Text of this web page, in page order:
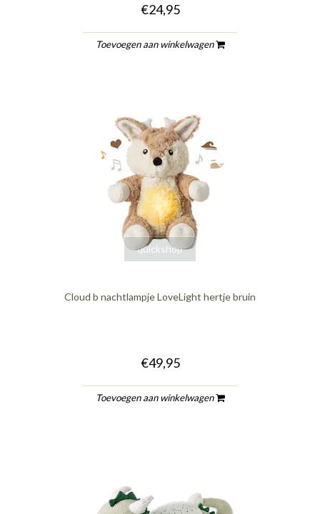
€24,95
Toevoegen aan winkelwagen
quickshop
Cloud b nachtlampje LoveLight hertje bruin
€49,95
Toevoegen aan winkelwagen